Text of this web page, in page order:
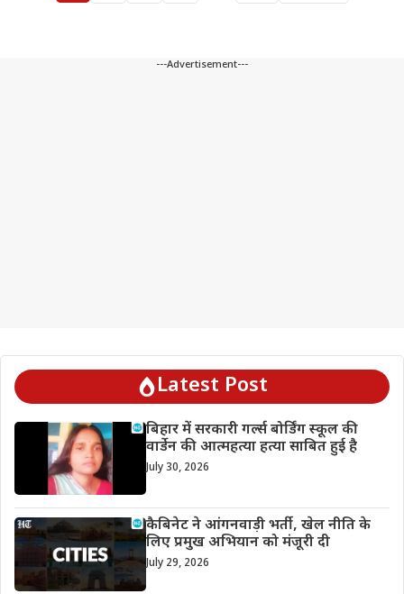
---Advertisement---
Latest Post
बिहार में सरकारी गर्ल्स बोर्डिंग स्कूल की
वार्डेन की आत्महत्या हत्या साबित हुई है
July 30, 2026
कैबिनेट ने आंगनवाड़ी भर्ती, खेल नीति के
लिए प्रमुख अभियान को मंजूरी दी
July 29, 2026